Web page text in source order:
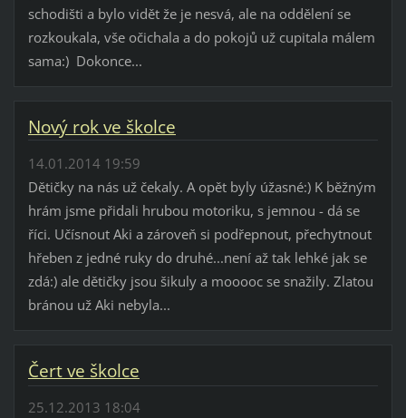
schodišti a bylo vidět že je nesvá, ale na oddělení se
rozkoukala, vše očichala a do pokojů už cupitala málem
sama:) Dokonce...
Nový rok ve školce
14.01.2014 19:59
Dětičky na nás už čekaly. A opět byly úžasné:) K běžným
hrám jsme přidali hrubou motoriku, s jemnou - dá se
říci. Učísnout Aki a zároveň si podřepnout, přechytnout
hřeben z jedné ruky do druhé...není až tak lehké jak se
zdá:) ale dětičky jsou šikuly a mooooc se snažily. Zlatou
bránou už Aki nebyla...
Čert ve školce
25.12.2013 18:04